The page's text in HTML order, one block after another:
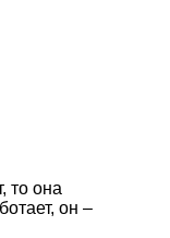
то она
он –